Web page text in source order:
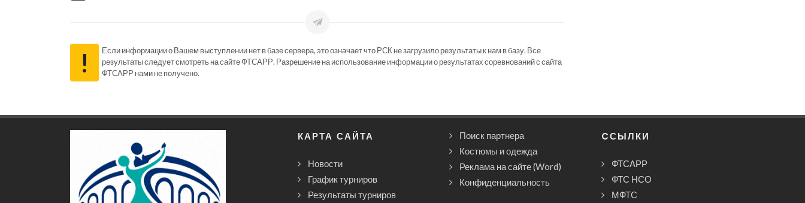
!
Если информации о Вашем выступлении нет в базе сервера, это означает что РСК не загрузило результаты к нам в базу. Все
результаты следует смотреть на сайте ФТСАРР. Разрешение на использование информации о результатах соревнований с сайта
ФТСАРР нами не получено.
КАРТА САЙТА
Новости
График турниров
Результаты турниров
Поиск партнера
Костюмы и одежда
Реклама на сайте (Word)
Конфиденциальность
CСЫЛКИ
ФТСАРР
ФТС НСО
МФТС